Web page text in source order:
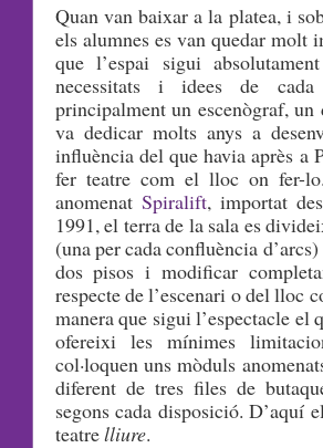
Quan van baixar a la platea, i
els alumnes es van quedar molt
que l’espai sigui
necessitats i idees de
principalment un escenògraf,
va dedicar molts anys a
influència del que havia après a
fer teatre com el lloc on fer-
anomenat Spiralift, importat
1991, el terra de la sala es
(una per cada confluència
dos pisos i modificar
respecte de l’escenari o del lloc
manera que sigui l’espectacle
ofereixi les mínimes
col·loquen uns mòduls
diferent de tres files de
segons cada disposició.
teatrelliure.